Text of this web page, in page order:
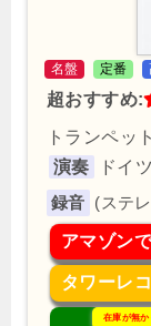
名盤 定番
超おすすめ:
トランペッ
演奏
ドイ
(ステ
アマゾン
タワーレ
在庫が無